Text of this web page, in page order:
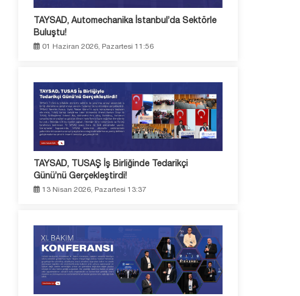
TAYSAD, Automechanika İstanbul’da Sektörle
Buluştu!
01 Haziran 2026, Pazartesi 11:56
TAYSAD, TUSAŞ İş Birliğinde Tedarikçi
Günü’nü Gerçekleştirdi!
13 Nisan 2026, Pazartesi 13:37